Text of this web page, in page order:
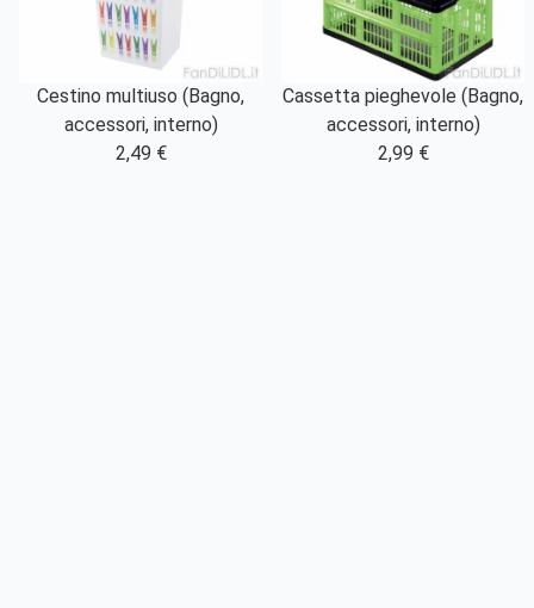
Cestino multiuso (Bagno,
accessori, interno)
2,49 €
Cassetta pieghevole (Bagno,
accessori, interno)
2,99 €